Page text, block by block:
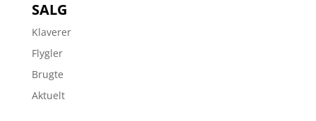
SALG
Klaverer
Flygler
Brugte
Aktuelt